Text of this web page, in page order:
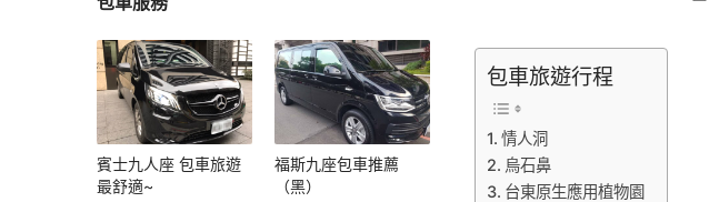
包車旅遊行程
情人洞
烏石鼻
台東原生應用植物園
賓士九人座 包車旅遊
最舒適~
福斯九座包車推薦
（黑）